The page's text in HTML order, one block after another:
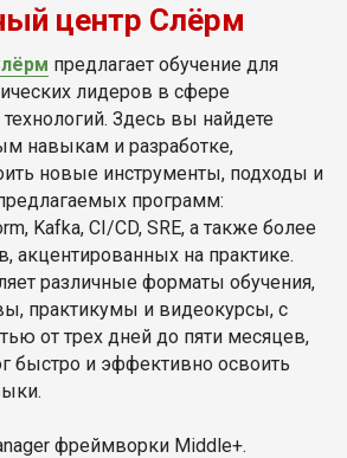
центр Слёрм
предлагает обучение для
лидеров в сфере
Здесь вы найдете
навыкам и разработке,
новые инструменты, подходы и
программ:
Kafka, CI/CD, SRE, а также более
акцентированных на практике.
различные форматы обучения,
практикумы и видеокурсы, с
от трех дней до пяти месяцев,
быстро и эффективно освоить
фреймворки Middle+.